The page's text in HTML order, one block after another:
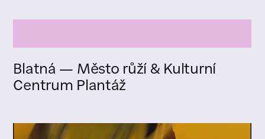
Blatná — Město růží & Kulturní
Centrum Plantáž